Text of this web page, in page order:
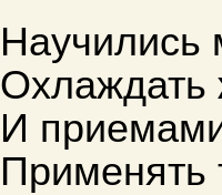
Научились
Охлаждать
И
Применять